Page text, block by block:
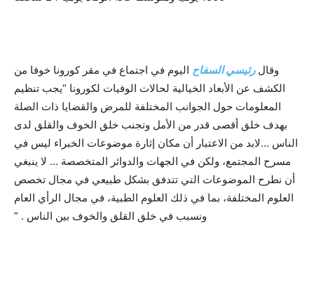
وقالرئيسي السفاح اليوم في اجتماع في مقر كورونا خوفا من
الكشف عن الأبعاد الخيالية لحالات الوفيات لكورونا “يجب تنظيم
المعلومات حول الجوانب المختلفة للمرض والقضايا ذات الصلة
بهدف خلق أقصى قدر من الأمل وتجنب خلق الخوف والقلق لدى
الناس …لابد من الاعتبار أن مكان إثارة موضوعات الخبراء ليس في
مسرح المجتمع، ولكن في الجهات والدوائر المتخصصة … لا ينبغي
أن نطرح الموضوعات التي تتدفق بشكل طبيعي في مجال تخصص
العلوم المختلفة، بما في ذلك العلوم الطبية، في مجال الرأي العام
ونسبب في خلق القلق والخوف بين الناس . ”